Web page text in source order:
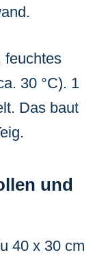
feuchtes
30 °C). 1
Das baut
und
40 x 30 cm